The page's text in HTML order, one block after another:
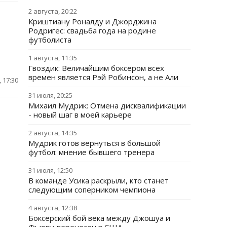
17:30
2 августа, 20:22
Криштиану Роналду и Джорджина
Родригес: свадьба года на родине
футболиста
1 августа, 11:35
Гвоздик: Величайшим боксером всех
времен является Рэй Робинсон, а не Али
31 июля, 20:25
Михаил Мудрик: Отмена дисквалификации
- новый шаг в моей карьере
2 августа, 14:35
Мудрик готов вернуться в большой
футбол: мнение бывшего тренера
31 июля, 12:50
В команде Усика раскрыли, кто станет
следующим соперником чемпиона
4 августа, 12:38
Боксерский бой века между Джошуа и